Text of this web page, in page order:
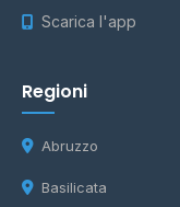
Scarica l'app
Regioni
Abruzzo
Basilicata